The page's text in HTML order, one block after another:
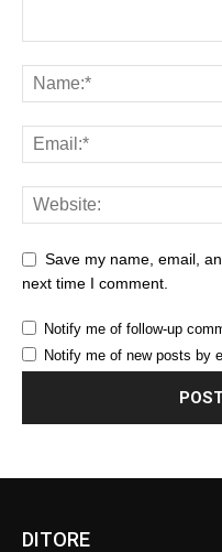
Save my name, email,
next time I comment.
Notify me of follow-up
Notify me of new posts by
DITORE